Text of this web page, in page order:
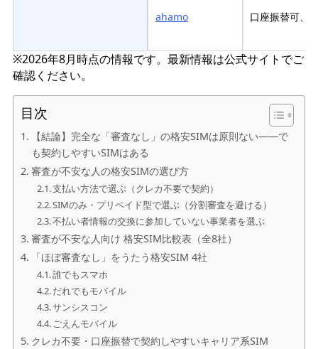
ahamo 口座振替可、
※2026年8月時点の情報です。最新情報は公式サイトでご
確認ください。
目次
【結論】完全な「審査なし」の格安SIMは原則ない——で
も契約しやすいSIMはある
審査が不安な人の格安SIMの選び方
支払い方法で選ぶ（クレカ不要で契約）
SIMのみ・プリペイド型で選ぶ（分割審査を避ける）
不払い者情報の交換に参加していない事業者を選ぶ
審査が不安な人向け 格安SIM比較表（全8社）
「ほぼ審査なし」をうたう格安SIM 4社
誰でもスマホ
だれでもモバイル
サンシスコン
ごえんモバイル
クレカ不要・口座振替で契約しやすいキャリア系SIM